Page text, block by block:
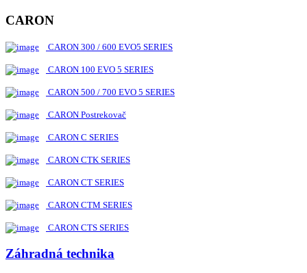
CARON
CARON 300 / 600 EVO5 SERIES
CARON 100 EVO 5 SERIES
CARON 500 / 700 EVO 5 SERIES
CARON Postrekovač
CARON C SERIES
CARON CTK SERIES
CARON CT SERIES
CARON CTM SERIES
CARON CTS SERIES
Záhradná technika